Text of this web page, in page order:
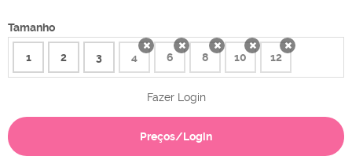
Tamanho
1 2 3 4 6 8 10x 12x
Fazer Login
Preços/Login